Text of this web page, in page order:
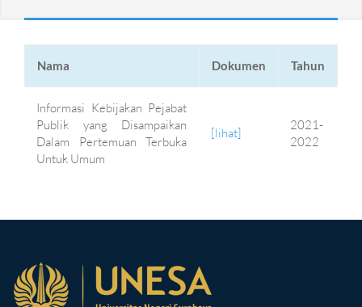
Nama Dokumen Tahun
Informasi Kebijakan Pejabat
Publik yang Disampaikan
Dalam Pertemuan Terbuka
Untuk Umum
[lihat]
2021-
2022